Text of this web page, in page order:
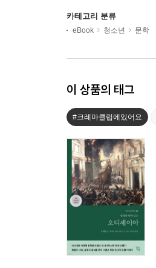
카테고리 분류
eBook 청소년 문학
이 상품의 태그
#크레마클럽에있어요